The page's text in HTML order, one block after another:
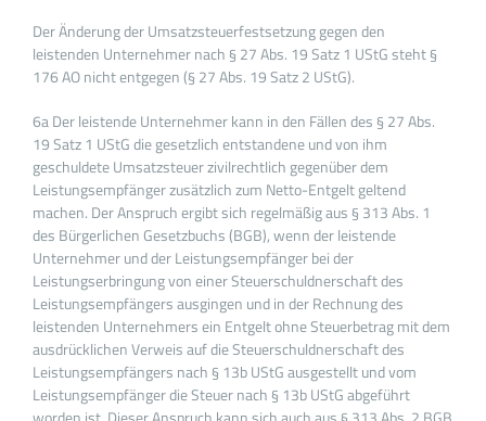
Der Änderung der Umsatzsteuerfestsetzung gegen den
leistenden Unternehmer nach § 27 Abs. 19 Satz 1 UStG steht §
176 AO nicht entgegen (§ 27 Abs. 19 Satz 2 UStG).
6a Der leistende Unternehmer kann in den Fällen des § 27 Abs.
19 Satz 1 UStG die gesetzlich entstandene und von ihm
geschuldete Umsatzsteuer zivilrechtlich gegenüber dem
Leistungsempfänger zusätzlich zum Netto-Entgelt geltend
machen. Der Anspruch ergibt sich regelmäßig aus § 313 Abs. 1
des Bürgerlichen Gesetzbuchs (BGB), wenn der leistende
Unternehmer und der Leistungsempfänger bei der
Leistungserbringung von einer Steuerschuldnerschaft des
Leistungsempfängers ausgingen und in der Rechnung des
leistenden Unternehmers ein Entgelt ohne Steuerbetrag mit dem
ausdrücklichen Verweis auf die Steuerschuldnerschaft des
Leistungsempfängers nach § 13b UStG ausgestellt und vom
Leistungsempfänger die Steuer nach § 13b UStG abgeführt